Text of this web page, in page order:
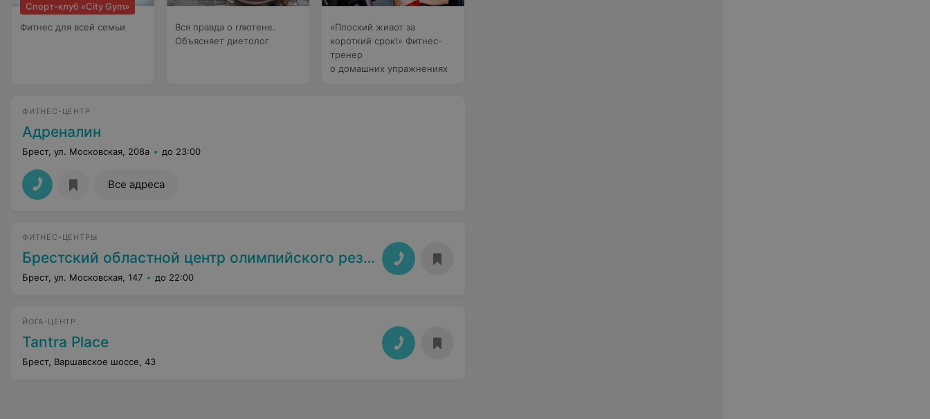
Спорт-клуб «City Gym»
Фитнес для всей семьи
Вся правда о глютене.
Объясняет диетолог
«Плоский живот за
короткий срок!» Фитнес-
тренер
о домашних упражнениях
ФИТНЕС-ЦЕНТР
Адреналин
Брест, ул. Московская, 208а до 23:00
Все адреса
ФИТНЕС-ЦЕНТРЫ
Брестский областной центр олимпийского резерва по водным видам спорта
Брест, ул. Московская, 147 до 22:00
ЙОГА-ЦЕНТР
Tantra Place
Брест, Варшавское шоссе, 43